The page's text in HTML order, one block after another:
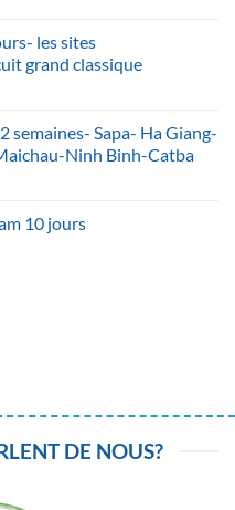
les sites
grand classique
semaines- Sapa- Ha Giang-
Ninh Binh-Catba
10 jours
DE NOUS?